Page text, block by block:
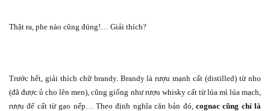
Thật ra, phe nào cũng đúng!… Giải thích?
Trước hết, giải thích chữ brandy. Brandy là rượu mạnh cất (distilled) từ nho
(đã được ủ cho lên men), cũng giống như rượu whisky cất từ lúa mì lúa mạch,
rượu để cất từ gạo nếp… Theo định nghĩa căn bản đó, cognac cũng chỉ là